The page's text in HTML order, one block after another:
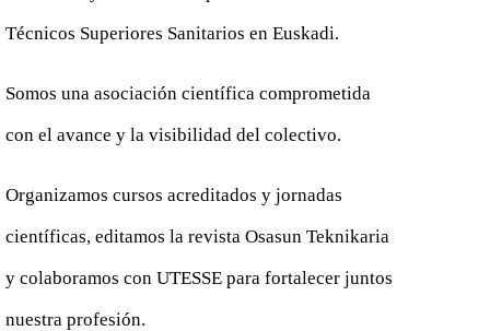
Técnicos Superiores Sanitarios en Euskadi.
Somos una asociación científica comprometida
con el avance y la visibilidad del colectivo.
Organizamos cursos acreditados y jornadas
científicas, editamos la revista Osasun Teknikaria
y colaboramos con UTESSE para fortalecer juntos
nuestra profesión.